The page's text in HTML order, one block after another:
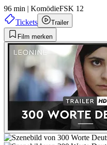
96 min | KomödieFSK 12
Tickets
Trailer
Film merken